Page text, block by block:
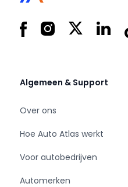
- Vermogen: 60 kW /
- Ledig gewicht: 1063 kg
- Verbruik: 5 l/100 km
inclusief BTW
- Breedte: 177 cm
- Aantal sleutels: 2
- Onderhoudshistorie
FacebookInstagram
X
Algemeen & Support
Over ons
Hoe Auto Atlas werkt
Voor autobedrijven
Automerken